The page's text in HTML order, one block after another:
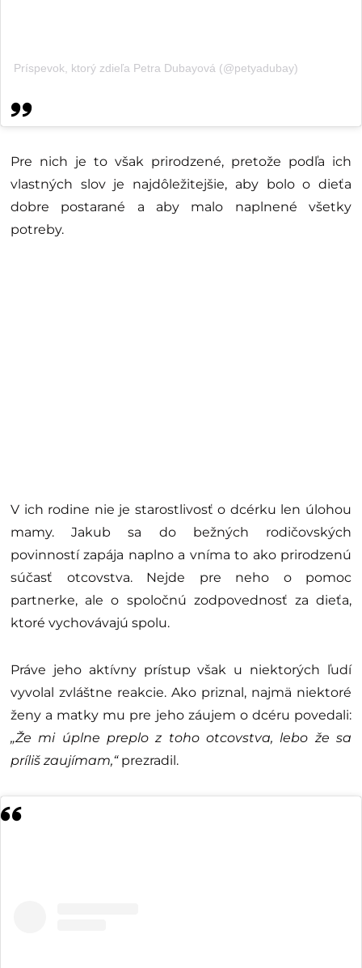
Príspevok, ktorý zdieľa Petra Dubayová (@petyadubay)
Pre nich je to však prirodzené, pretože podľa ich
vlastných slov je najdôležitejšie, aby bolo o dieťa
dobre postarané a aby malo naplnené všetky
potreby.
V ich rodine nie je starostlivosť o dcérku len úlohou
mamy. Jakub sa do bežných rodičovských
povinností zapája naplno a vníma to ako prirodzenú
súčasť otcovstva. Nejde pre neho o pomoc
partnerke, ale o spoločnú zodpovednosť za dieťa,
ktoré vychovávajú spolu.
Práve jeho aktívny prístup však u niektorých ľudí
vyvolal zvláštne reakcie. Ako priznal, najmä niektoré
ženy a matky mu pre jeho záujem o dcéru povedali:
„Že mi úplne preplo z toho otcovstva, lebo že sa
príliš zaujímam,“prezradil.